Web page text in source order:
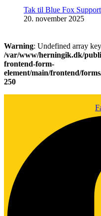
Tak til Blue Fox Support
20. november 2025
Warning: Undefined array
/var/www/herningik.dk/
frontend-form-
element/main/frontend/
250